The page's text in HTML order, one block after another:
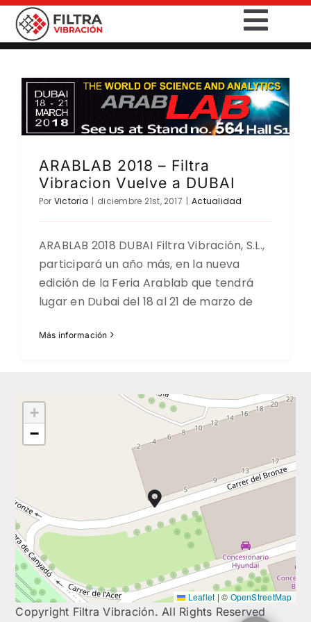
Saltar
contenido
INICIO
PRODUCTOS
SERVICIOS
CONTACTO
DESCARGAS
ARABLAB 2018 – Filtra
Vibracion Vuelve a DUBAI
Por Victoria | diciembre 21st, 2017 | Actualidad
ARABLAB 2018 DUBAI Filtra Vibración, S.L.,
participará un año más, en la nueva
edición de la Feria Arablab que tendrá
lugar en Dubai del 18 al 21 de marzo de
Más información
+
−
Leaflet | © OpenStreetMap
Copyright Filtra Vibración. All Rights Reserved